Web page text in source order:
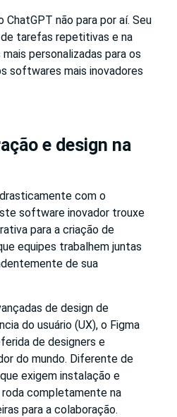
não para por aí. Seu
tarefas repetitivas e na
personalizadas para os
softwares mais inovadores
e design na
com o
software inovador trouxe
para a criação de
equipes trabalhem juntas
de sua
de design de
do usuário (UX), o Figma
de designers e
do mundo. Diferente de
exigem instalação e
completamente na
para a colaboração.